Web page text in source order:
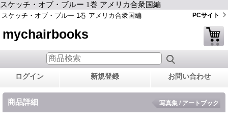
スケッチ・オブ・ブルー 1巻 アメリカ合衆国編
スケッチ・オブ・ブルー 1巻 アメリカ合衆国編 PCサイト
mychairbooks
ログイン 新規登録 お問い合わせ
商品詳細 写真集 / アートブック